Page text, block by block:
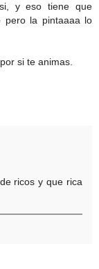
y eso tiene que
pero la pintaaaa lo
si te animas.
ricos y que rica